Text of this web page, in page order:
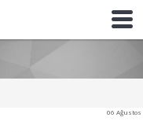
06 Ağustos